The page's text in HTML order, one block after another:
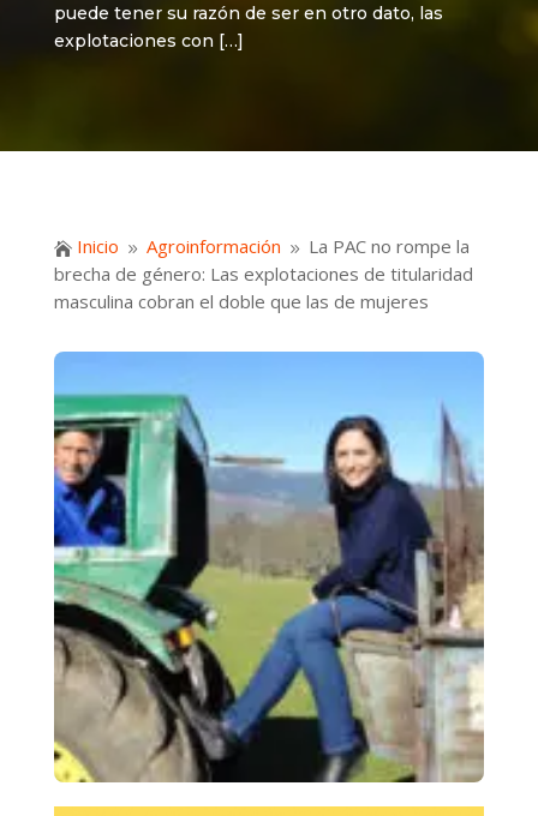
puede tener su razón de ser en otro dato, las
explotaciones con […]
 Inicio 9 Agroinformación 9 La PAC no rompe la
brecha de género: Las explotaciones de titularidad
masculina cobran el doble que las de mujeres